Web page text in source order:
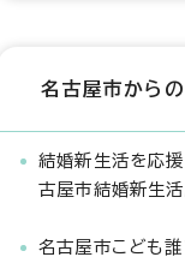
名古屋市から
結婚新生活を応
古屋市結婚新生
名古屋市こども